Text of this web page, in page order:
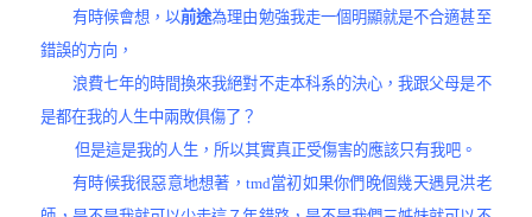
有時候會想，以前途為理由勉強我走一個明顯就是不合適甚至
錯誤的方向，
浪費七年的時間換來我絕對不走本科系的決心，我跟父母是不
是都在我的人生中兩敗俱傷了？
但是這是我的人生，所以其實真正受傷害的應該只有我吧。
有時候我很惡意地想著，tmd當初如果你們晚個幾天遇見洪老